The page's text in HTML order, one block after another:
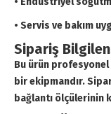
• Servis ve bakım
Sipariş
Bu ürün
bir ekipmandır.
bağlantı ölçülerinin